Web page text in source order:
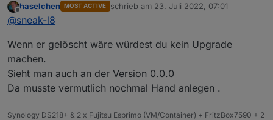
Backitup.
Er scheint ähnliche Probleme zu haben, die sich aber
installieren wollen.
Aber er hängt immer an der gleichen Stelle:
NPM version: 8.11.0
Danach friert das System ein, nicht mal über SSH
reagiert er noch auf Eingaben.
Hast Du einen Tipp, wie ich den SQL-Adapter wieder
Offline
haselchen MOST ACTIVE schrieb am 23. Juli 2022, 07:01
zuletzt editiert von
@sneak-l8
Wenn er gelöscht wäre würdest du kein Upgrade
machen.
Sieht man auch an der Version 0.0.0
Da musste vermutlich nochmal Hand anlegen .
Synology DS218+ & 2 x Fujitsu Esprimo (VM/Container) + FritzBox7590 + 2